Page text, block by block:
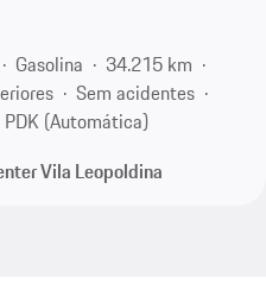
Gasolina
34.215 km
Sem acidentes
PDK (Automática)
Vila Leopoldina